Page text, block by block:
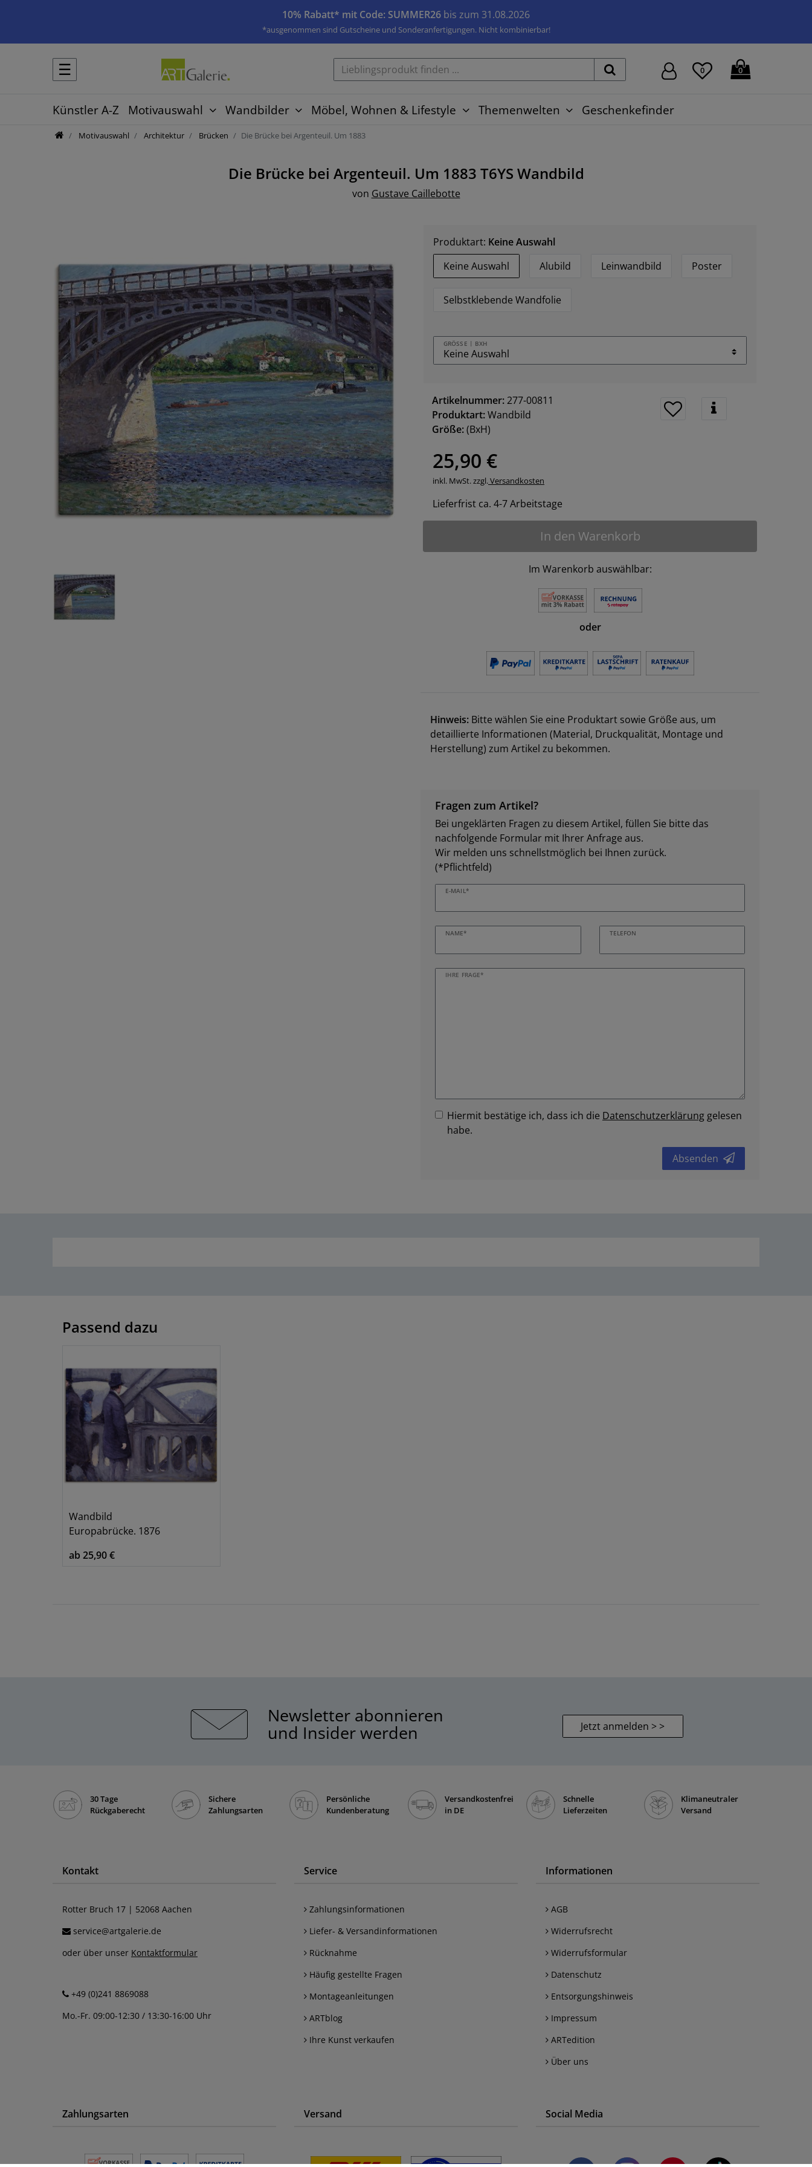
10% Rabatt* mit Code: SUMMER26 bis zum 31.08.2026
*ausgenommen sind Gutscheine und Sonderanfertigungen. Nicht kombinierbar!
☰ 0 0
Künstler A-Z Motivauswahl Wandbilder Möbel, Wohnen & Lifestyle Themenwelten Geschenkefinder
Motivauswahl Architektur Brücken Die Brücke bei Argenteuil. Um 1883
Die Brücke bei Argenteuil. Um 1883 T6YS Wandbild
von Gustave Caillebotte
Produktart: Keine Auswahl
Keine Auswahl
Alubild Leinwandbild Poster
Selbstklebende Wandfolie
GRÖSSE | BXH
Artikelnummer:277-00811
Produktart:Wandbild
Größe:(BxH)
25,90 €
inkl. MwSt. zzgl. Versandkosten
Lieferfrist ca. 4-7 Arbeitstage
In den Warenkorb
Im Warenkorb auswählbar:
oder
Hinweis: Bitte wählen Sie eine Produktart sowie Größe aus, um
detaillierte Informationen (Material, Druckqualität, Montage und
Herstellung) zum Artikel zu bekommen.
Fragen zum Artikel?
Bei ungeklärten Fragen zu diesem Artikel, füllen Sie bitte das
nachfolgende Formular mit Ihrer Anfrage aus.
Wir melden uns schnellstmöglich bei Ihnen zurück.
(*Pflichtfeld)
E-MAIL*
NAME* TELEFON
IHRE FRAGE*
Hiermit bestätige ich, dass ich die Daten­schutz­erklärung gelesen
habe.
Absenden
Passend dazu
Wandbild
Europabrücke. 1876
ab 25,90 €
Newsletter abonnieren
und Insider werden Jetzt anmelden > >
30 Tage
Rückgaberecht
Sichere
Zahlungsarten
Persönliche
Kundenberatung
Versandkostenfrei
in DE
Schnelle
Lieferzeiten
Klimaneutraler
Versand
Kontakt
Rotter Bruch 17 | 52068 Aachen
service@artgalerie.de
oder über unser Kontaktformular
+49 (0)241 8869088
Mo.-Fr. 09:00-12:30 / 13:30-16:00 Uhr
Service
Zahlungsinformationen
Liefer- & Versandinformationen
Rücknahme
Häufig gestellte Fragen
Montageanleitungen
ARTblog
Ihre Kunst verkaufen
Informationen
AGB
Widerrufsrecht
Widerrufsformular
Datenschutz
Entsorgungshinweis
Impressum
ARTedition
Über uns
Zahlungsarten Versand Social Media